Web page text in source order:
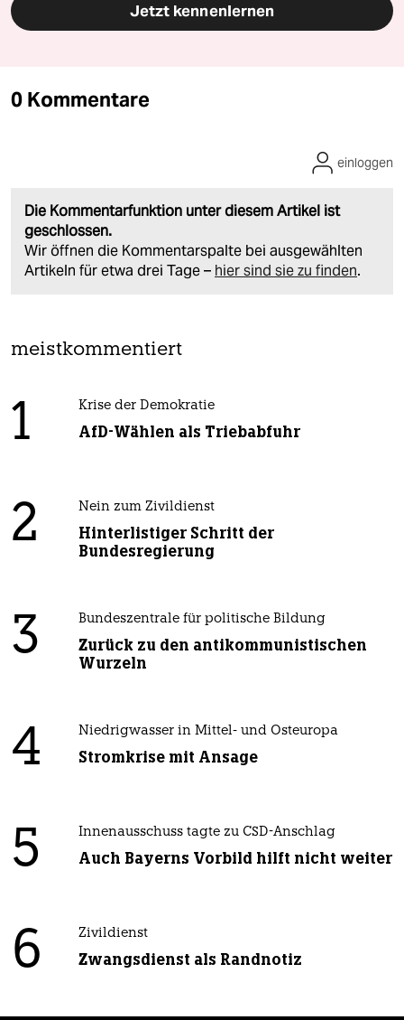
Jetzt kennenlernen
0 Kommentare
Die Kommentarfunktion unter diesem Artikel ist
geschlossen.
Wir öffnen die Kommentarspalte bei ausgewählten
Artikeln für etwa drei Tage – hier sind sie zu finden.
einloggen
meistkommentiert
1 Krise der Demokratie
AfD-Wählen als Triebabfuhr
2 Nein zum Zivildienst
Hinterlistiger Schritt der
Bundesregierung
3 Bundeszentrale für politische Bildung
Zurück zu den antikommunistischen
Wurzeln
4 Niedrigwasser in Mittel- und Osteuropa
Stromkrise mit Ansage
5 Innenausschuss tagte zu CSD-Anschlag
Auch Bayerns Vorbild hilft nicht weiter
6 Zivildienst
Zwangsdienst als Randnotiz